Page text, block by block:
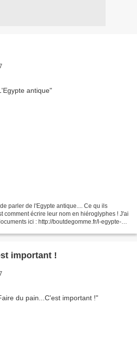
parler de l'Egypte antique.... Ce qu ils
comment écrire leur nom en hiéroglyphes ! J'ai
ici : http://boutdegomme.fr/l-egypte-
important !